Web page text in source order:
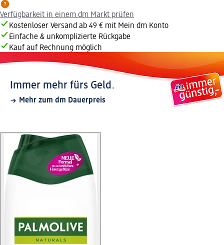
Verfügbarkeit in einem dm Markt prüfen
Kostenloser Versand ab 49 € mit Mein dm Konto
Einfache & unkomplizierte Rückgabe
Kauf auf Rechnung möglich
Immer mehr fürs Geld.
Mehr zum dm Dauerpreis